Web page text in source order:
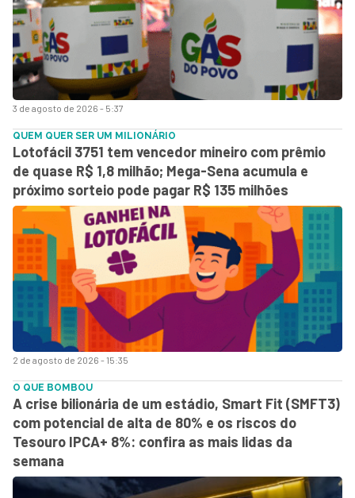
3 de agosto de 2026 - 5:37
2 de agosto de 2026 - 15:35
QUEM QUER SER UM MILIONÁRIO
Lotofácil 3751 tem vencedor mineiro com prêmio
de quase R$ 1,8 milhão; Mega-Sena acumula e
próximo sorteio pode pagar R$ 135 milhões
O QUE BOMBOU
A crise bilionária de um estádio, Smart Fit (SMFT3)
com potencial de alta de 80% e os riscos do
Tesouro IPCA+ 8%: confira as mais lidas da
semana